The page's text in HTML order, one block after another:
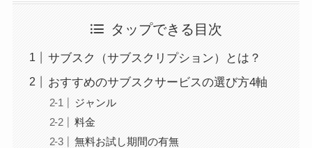
タップできる目次
サブスク（サブスクリプション）とは？
おすすめのサブスクサービスの選び方4軸
ジャンル
料金
無料お試し期間の有無